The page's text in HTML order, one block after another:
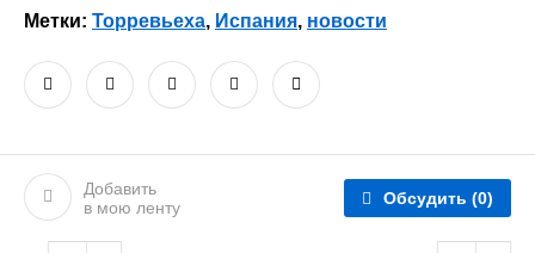
Метки: Торревьеха, Испания, новости
Добавить
в мою ленту
Обсудить (0)